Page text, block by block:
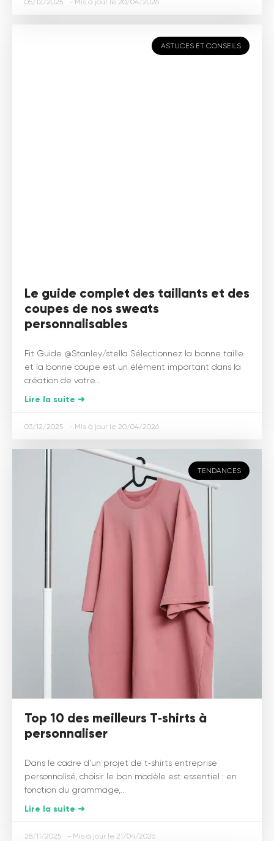
05/12/2025 20/04/2026
ASTUCES ET CONSEILS
Le guide complet des taillants et des
coupes de nos sweats
personnalisables
Fit Guide @Stanley/stella Sélectionnez la bonne taille
et la bonne coupe est un élément important dans la
création de votre...
Lire la suite ➜
03/12/2025 20/04/2026
TENDANCES
Top 10 des meilleurs T‑shirts à
personnaliser
Dans le cadre d’un projet de t‑shirts entreprise
personnalisé, choisir le bon modèle est essentiel : en
fonction du grammage,...
Lire la suite ➜
28/11/2025 21/04/2026